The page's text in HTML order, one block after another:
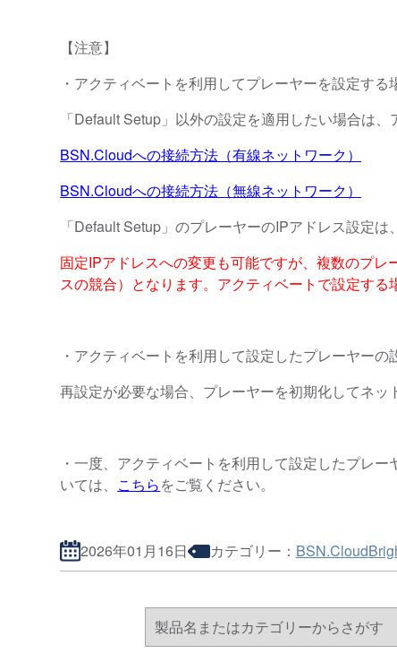
【注意】
・アクティベートを利用してプレーヤーを設定す
「Default Setup」以外の設定を適用したい場合は
BSN.Cloudへの接続方法（有線ネットワーク）
BSN.Cloudへの接続方法（無線ネットワーク）
「Default Setup」のプレーヤーのIPアドレス設定
固定IPアドレスへの変更も可能ですが、複数のプ
スの競合）となります。アクティベートで設定す
・アクティベートを利用して設定したプレーヤー
再設定が必要な場合、プレーヤーを初期化してネッ
・一度、アクティベートを利用して設定したプレ
いては、 こちらをご覧ください。
2026年01月16日 カテゴリー： BSN.Cloud